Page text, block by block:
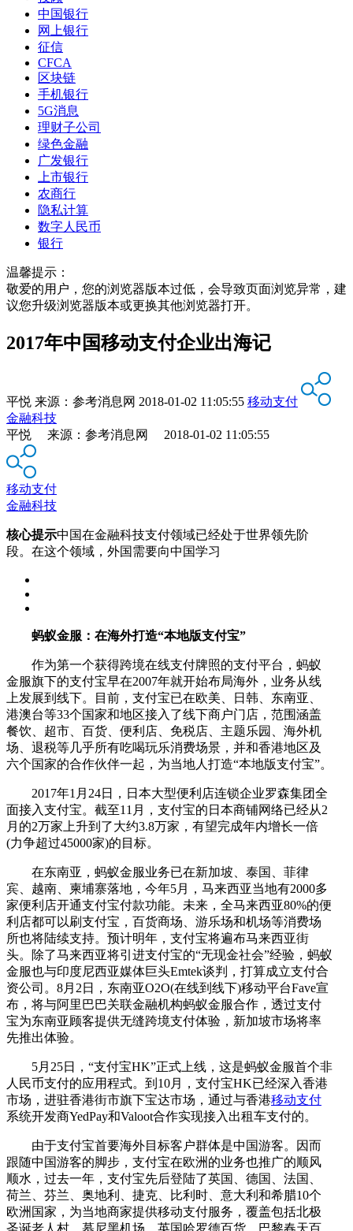
中国银行
网上银行
征信
CFCA
区块链
手机银行
5G消息
理财子公司
绿色金融
广发银行
上市银行
农商行
隐私计算
数字人民币
银行
温馨提示：
敬爱的用户，您的浏览器版本过低，会导致页面浏览异常，建
议您升级浏览器版本或更换其他浏览器打开。
2017年中国移动支付企业出海记
平悦 来源： 参考消息网 2018-01-02 11:05:55 移动支付
金融科技
平悦 来源：参考消息网 2018-01-02 11:05:55
移动支付
金融科技
核心提示中国在金融科技支付领域已经处于世界领先阶
段。在这个领域，外国需要向中国学习
蚂蚁金服：在海外打造“本地版支付宝”
作为第一个获得跨境在线支付牌照的支付平台，蚂蚁
金服旗下的支付宝早在2007年就开始布局海外，业务从线
上发展到线下。目前，支付宝已在欧美、日韩、东南亚、
港澳台等33个国家和地区接入了线下商户门店，范围涵盖
餐饮、超市、百货、便利店、免税店、主题乐园、海外机
场、退税等几乎所有吃喝玩乐消费场景，并和香港地区及
六个国家的合作伙伴一起，为当地人打造“本地版支付宝”。
2017年1月24日，日本大型便利店连锁企业罗森集团全
面接入支付宝。截至11月，支付宝的日本商铺网络已经从2
月的2万家上升到了大约3.8万家，有望完成年内增长一倍
(力争超过45000家)的目标。
在东南亚，蚂蚁金服业务已在新加坡、泰国、菲律
宾、越南、柬埔寨落地，今年5月，马来西亚当地有2000多
家便利店开通支付宝付款功能。未来，全马来西亚80%的便
利店都可以刷支付宝，百货商场、游乐场和机场等消费场
所也将陆续支持。预计明年，支付宝将遍布马来西亚街
头。除了马来西亚将引进支付宝的“无现金社会”经验，蚂蚁
金服也与印度尼西亚媒体巨头Emtek谈判，打算成立支付合
资公司。8月2日，东南亚O2O(在线到线下)移动平台Fave宣
布，将与阿里巴巴关联金融机构蚂蚁金服合作，透过支付
宝为东南亚顾客提供无缝跨境支付体验，新加坡市场将率
先推出体验。
5月25日，“支付宝HK”正式上线，这是蚂蚁金服首个非
人民币支付的应用程式。到10月，支付宝HK已经深入香港
市场，进驻香港街市旗下宝达市场，通过与香港移动支付
系统开发商YedPay和Valoot合作实现接入出租车支付的。
由于支付宝首要海外目标客户群体是中国游客。因而
跟随中国游客的脚步，支付宝在欧洲的业务也推广的顺风
顺水，过去一年，支付宝先后登陆了英国、德国、法国、
荷兰、芬兰、奥地利、捷克、比利时、意大利和希腊10个
欧洲国家，为当地商家提供移动支付服务，覆盖包括北极
圣诞老人村、慕尼黑机场、英国哈罗德百货、巴黎春天百